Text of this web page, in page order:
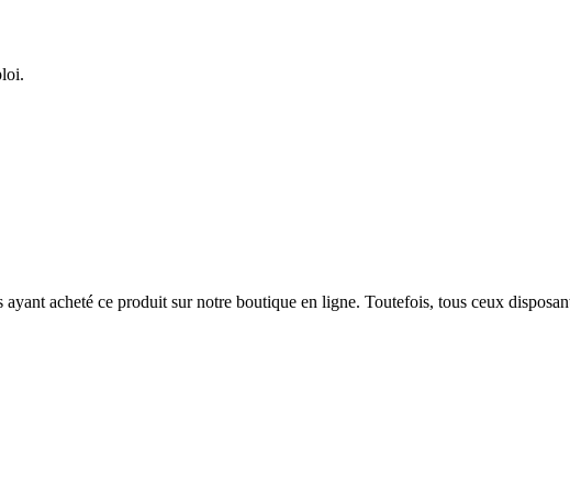
acheté ce produit sur notre boutique en ligne. Toutefois, tous ceux